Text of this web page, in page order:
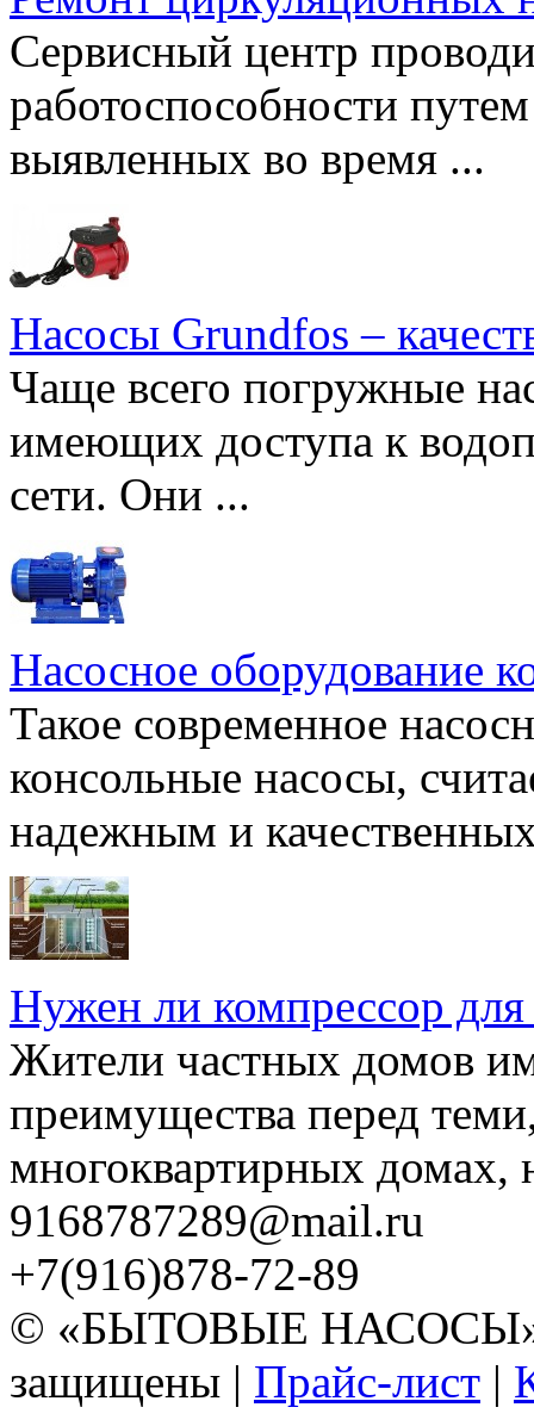
Сервисный центр
работоспособности
выявленных во время ...
Насосы Grundfos –
Чаще всего погружные
имеющих доступа к
сети. Они ...
Насосное оборудование
Такое современное
консольные насосы,
надежным и
Нужен ли компрессор для
Жители частных домов
преимущества перед
многоквартирных домах,
9168787289@mail.ru
+7(916)878-72-89
© «БЫТОВЫЕ НАСОСЫ»
защищены | Прайс-лист |